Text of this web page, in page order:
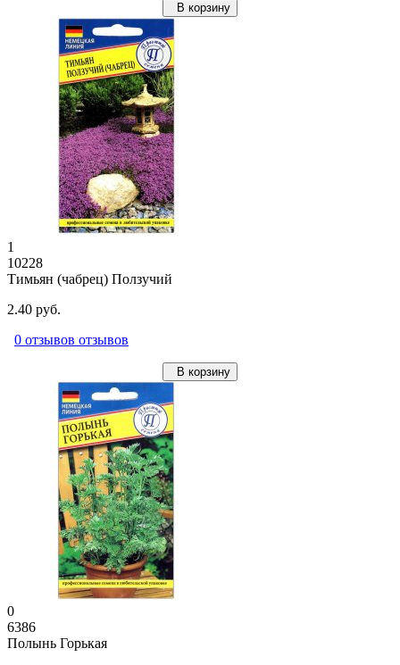
В корзину
1
10228
Тимьян (чабрец) Ползучий
2.40 руб.
0 отзывов отзывов
В корзину
0
6386
Полынь Горькая